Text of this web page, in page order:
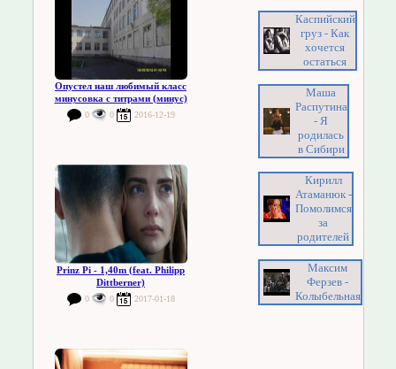
Опустел наш любимый класс
минусовка с титрами (минус)
0 0 2016-12-19
Prinz Pi - 1,40m (feat. Philipp
Dittberner)
0 0 2017-01-18
Каспийский
груз - Как
хочется
остаться
Маша
Распутина
- Я
родилась
в Сибири
Кирилл
Атаманюк -
Помолимся
за
родителей
Максим
Ферзев -
Колыбельная